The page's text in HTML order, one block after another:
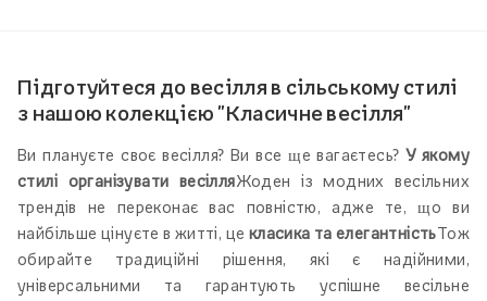
Підготуйтеся до весілля в сільському стилі
з нашою колекцією "Класичне весілля"
Ви плануєте своє весілля? Ви все ще вагаєтесь?У якому
стилі організувати весілляЖоден із модних весільних
трендів не переконає вас повністю, адже те, що ви
найбільше цінуєте в житті, це класика та елегантністьТож
обирайте традиційні рішення, які є надійними,
універсальними та гарантують успішне весільне